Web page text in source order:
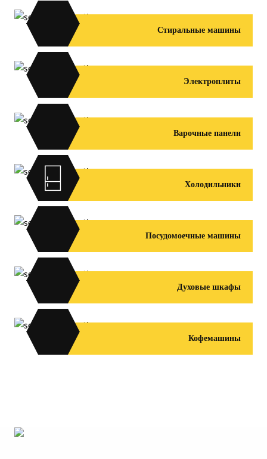
Стиральные машины
Электроплиты
Варочные панели
Холодильники
Посудомоечные машины
Духовые шкафы
Кофемашины